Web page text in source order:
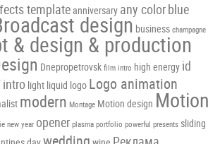
template anniversary any colorblue
design business champagne
& design & production
Dnepropetrovsk film intro high energy id
intro light liquid logo Logo animation
modern Montage Motion design Motion
new year opener plasma portfolio powerful presents sliding